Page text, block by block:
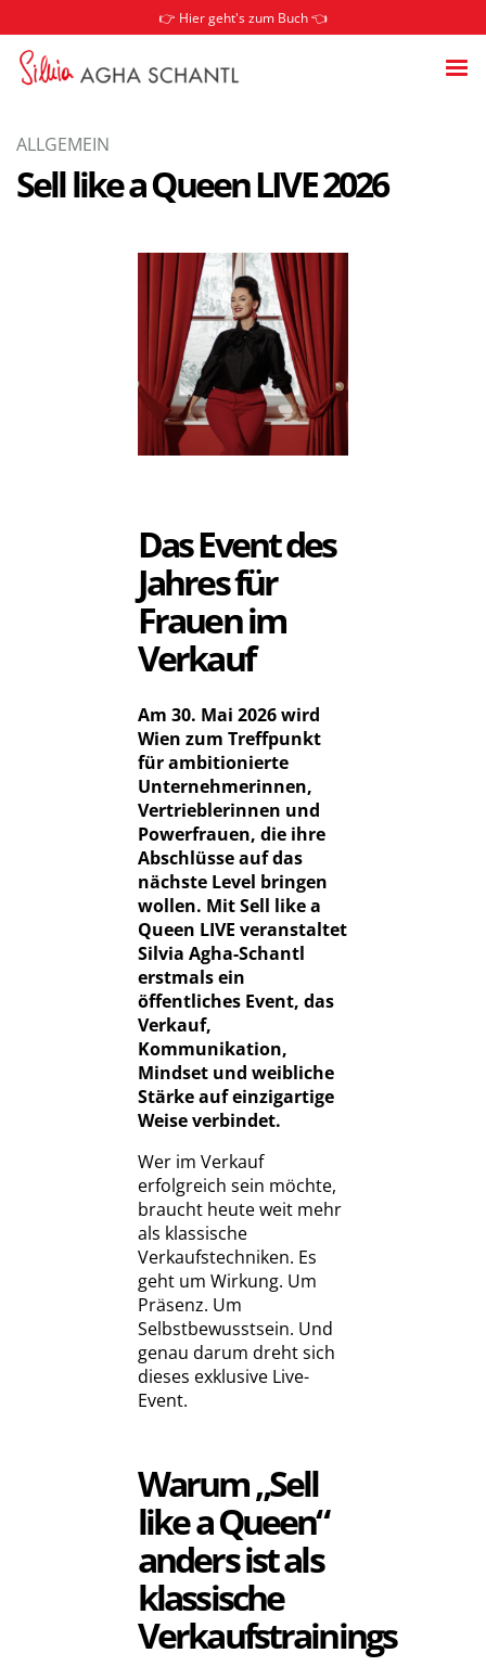
👉 Hier geht's zum Buch 👈
ALLGEMEIN
Sell like a Queen LIVE 2026
Das Event des
Jahres für
Frauen im
Verkauf
Am 30. Mai 2026 wird
Wien zum Treffpunkt
für ambitionierte
Unternehmerinnen,
Vertrieblerinnen und
Powerfrauen, die ihre
Abschlüsse auf das
nächste Level bringen
wollen. Mit Sell like a
Queen LIVE veranstaltet
Silvia Agha-Schantl
erstmals ein
öffentliches Event, das
Verkauf,
Kommunikation,
Mindset und weibliche
Stärke auf einzigartige
Weise verbindet.
Wer im Verkauf
erfolgreich sein möchte,
braucht heute weit mehr
als klassische
Verkaufstechniken. Es
geht um Wirkung. Um
Präsenz. Um
Selbstbewusstsein. Und
genau darum dreht sich
dieses exklusive Live-
Event.
Warum „Sell
like a Queen“
anders ist als
klassische
Verkaufstrainings